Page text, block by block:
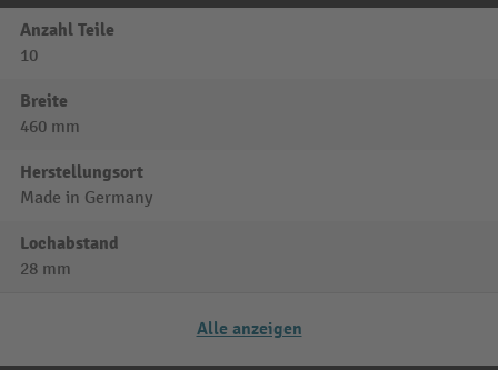
Anzahl Teile
10
Breite
460 mm
Herstellungsort
Made in Germany
Lochabstand
28 mm
Alle anzeigen